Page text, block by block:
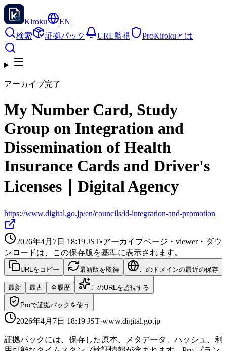
Kiroku
EN
検索
証拠パック URL監視 ProKirokuとは
アーカイブ完了
My Number Card, Study
Group on Integration and
Dissemination of Health
Insurance Cards and Driver's
Licenses｜Digital Agency
https://www.digital.go.jp/en/councils/id-integration-and-promotion
2026年4月7日 18:19 JST•アーカイブページ・viewer・ダウ
ンロードは、この保存版を基準に表示されます。
URLをコピー 最新版を取得 このドメインの最近の保存
最新 最古 全履歴 このURLを監視する
Proで証拠パックを使う
2026年4月7日 18:19 JST·www.digital.go.jp
証拠パックには、保存した原本、メタデータ、ハッシュ、利